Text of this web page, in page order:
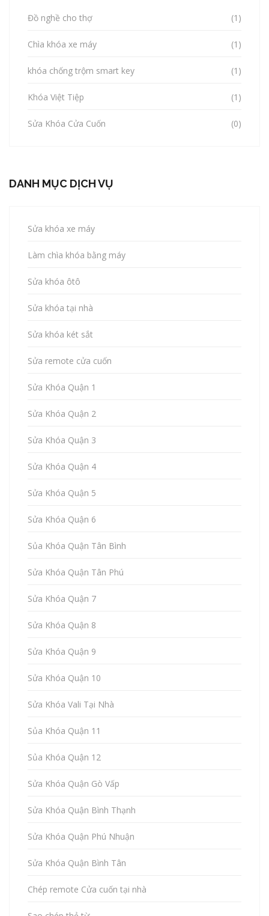
Đồ nghề cho thợ (1)
Chìa khóa xe máy (1)
khóa chống trộm smart key (1)
Khóa Việt Tiệp (1)
Sửa Khóa Cửa Cuốn (0)
DANH MỤC DỊCH VỤ
Sửa khóa xe máy
Làm chìa khóa bằng máy
Sửa khóa ôtô
Sửa khóa tại nhà
Sửa khóa két sắt
Sửa remote cửa cuốn
Sửa Khóa Quận 1
Sửa Khóa Quận 2
Sửa Khóa Quận 3
Sửa Khóa Quận 4
Sửa Khóa Quận 5
Sửa Khóa Quận 6
Sủa Khóa Quận Tân Bình
Sửa Khóa Quận Tân Phú
Sửa Khóa Quận 7
Sửa Khóa Quận 8
Sửa Khóa Quận 9
Sửa Khóa Quận 10
Sửa Khóa Vali Tại Nhà
Sủa Khóa Quận 11
Sủa Khóa Quận 12
Sửa Khóa Quận Gò Vấp
Sửa Khóa Quận Bình Thạnh
Sửa Khóa Quận Phú Nhuận
Sửa Khóa Quận Bình Tân
Chép remote Cửa cuốn tại nhà